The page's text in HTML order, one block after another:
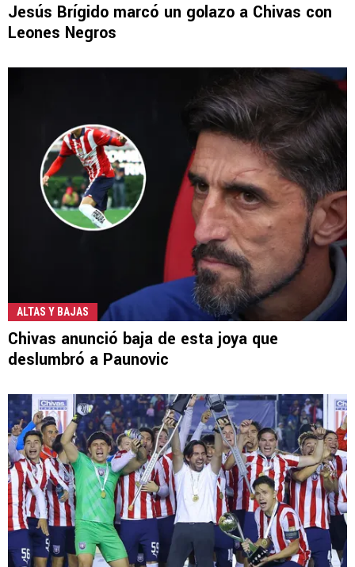
Jesús Brígido marcó un golazo a Chivas con
Leones Negros
ALTAS Y BAJAS
Chivas anunció baja de esta joya que
deslumbró a Paunovic